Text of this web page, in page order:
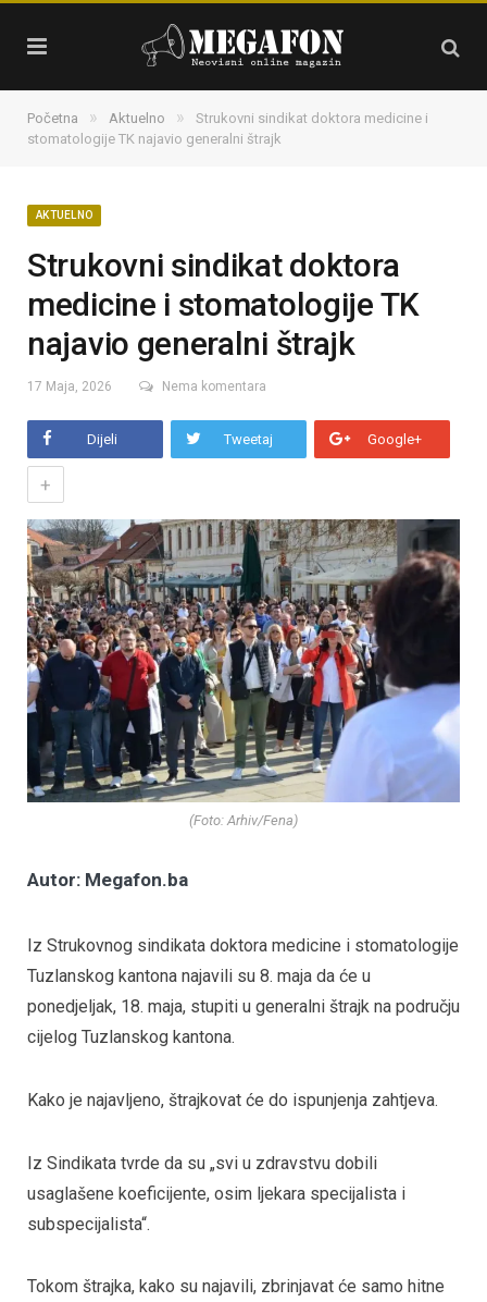
Početna » Aktuelno »
Strukovni sindikat doktora medicine i
stomatologije TK najavio generalni štrajk
AKTUELNO
Strukovni sindikat doktora
medicine i stomatologije TK
najavio generalni štrajk
17 Maja, 2026 Nema komentara
Dijeli Tweetaj Google+
+
(Foto: Arhiv/Fena)
Autor: Megafon.ba
Iz Strukovnog sindikata doktora medicine i stomatologije
Tuzlanskog kantona najavili su 8. maja da će u
ponedjeljak, 18. maja, stupiti u generalni štrajk na području
cijelog Tuzlanskog kantona.
Kako je najavljeno, štrajkovat će do ispunjenja zahtjeva.
Iz Sindikata tvrde da su „svi u zdravstvu dobili
usaglašene koeficijente, osim ljekara specijalista i
subspecijalista“.
Tokom štrajka, kako su najavili, zbrinjavat će samo hitne